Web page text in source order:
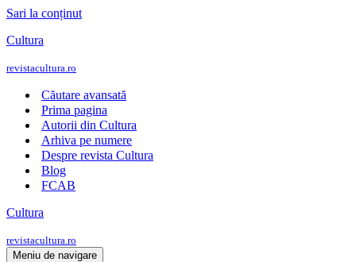
Sari la conținut
Cultura
revistacultura.ro
Căutare avansată
Prima pagina
Autorii din Cultura
Arhiva pe numere
Despre revista Cultura
Blog
FCAB
Cultura
revistacultura.ro
Meniu de navigare